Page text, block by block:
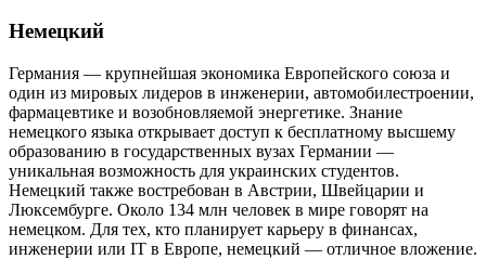
Немецкий
Германия — крупнейшая экономика Европейского союза и
один из мировых лидеров в инженерии, автомобилестроении,
фармацевтике и возобновляемой энергетике. Знание
немецкого языка открывает доступ к бесплатному высшему
образованию в государственных вузах Германии —
уникальная возможность для украинских студентов.
Немецкий также востребован в Австрии, Швейцарии и
Люксембурге. Около 134 млн человек в мире говорят на
немецком. Для тех, кто планирует карьеру в финансах,
инженерии или IT в Европе, немецкий — отличное вложение.